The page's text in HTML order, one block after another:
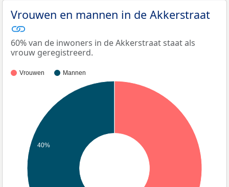
Vrouwen en mannen in de Akkerstraat
60% van de inwoners in de Akkerstraat staat als
vrouw geregistreerd.
Vrouwen Mannen
40%